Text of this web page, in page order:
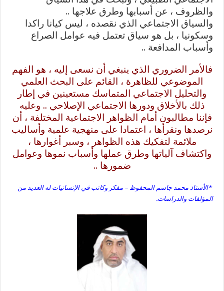
والظروف ، عن أسبابها وطرق علاجها ..
والسياق الاجتماعي الذي نقصده ، ليس كيانا راكدا
وسكونيا ، بل هو سياق تعتمل فيه عوامل الصراع
وأسباب المدافعة ..
فالأمر الضروري الذي ينبغي أن نسعى إليه ، هو الفهم
الموضوعي للظاهرة ، القائم على البحث العلمي
والتحليل الاجتماعي المتماسك مستعينين في إطار
ذلك بالأخلاق ودورها الاجتماعي الإصلاحي .. وعليه
فإننا مطالبون أمام الظواهر الاجتماعية المختلفة ، أن
نرصدها ونقرأها ، اعتمادا على منهجية علمية وأساليب
ملائمة لتفكيك هذه الظواهر ، وسبر أغوارها ،
واكتشاف آلياتها وطرق عملها وأسباب نموها وعوامل
ضمورها ..
*الأستاذ محمد جاسم المحفوظ – مفكر وكاتب في الإنسانيات له العديد من
المؤلفات والدراسات.